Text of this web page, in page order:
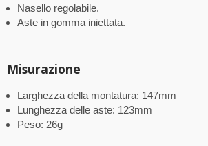
Nasello regolabile.
Aste in gomma iniettata.
Misurazione
Larghezza della montatura: 147mm
Lunghezza delle aste: 123mm
Peso: 26g